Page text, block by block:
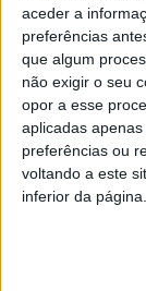
aceder a
preferências
que algum
não exigir o seu
opor a esse
aplicadas
preferências ou
voltando a este
inferior da página.
Ainda assim, o
para o
Saúde (DGS) e
conhecer
milenares”.
A nota de